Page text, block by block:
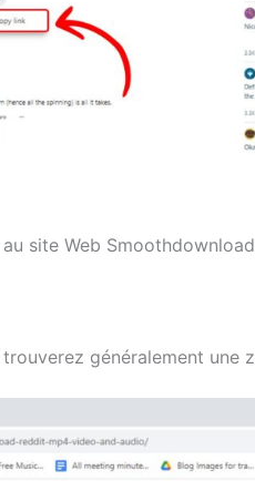
site Web
généralement une